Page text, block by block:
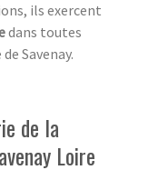
ils exercent
dans toutes
Savenay.
de la
Loire